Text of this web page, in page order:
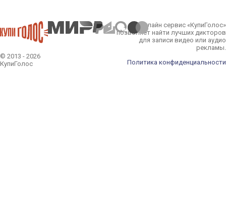
© 2013 - 2026
КупиГолос
Онлайн сервис «КупиГолос»
позволяет найти лучших дикторов
для записи видео или аудио
рекламы.
Политика конфиденциальности